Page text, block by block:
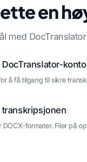
en
med
konto
å få tilgang til sikre
formater. Filer på